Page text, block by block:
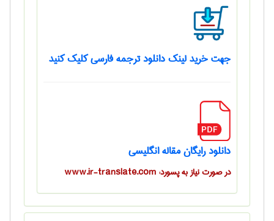
جهت خرید لینک دانلود ترجمه فارسی کلیک کنید
دانلود رایگان مقاله انگلیسی
در صورت نیاز به پسورد: www.ir-translate.com